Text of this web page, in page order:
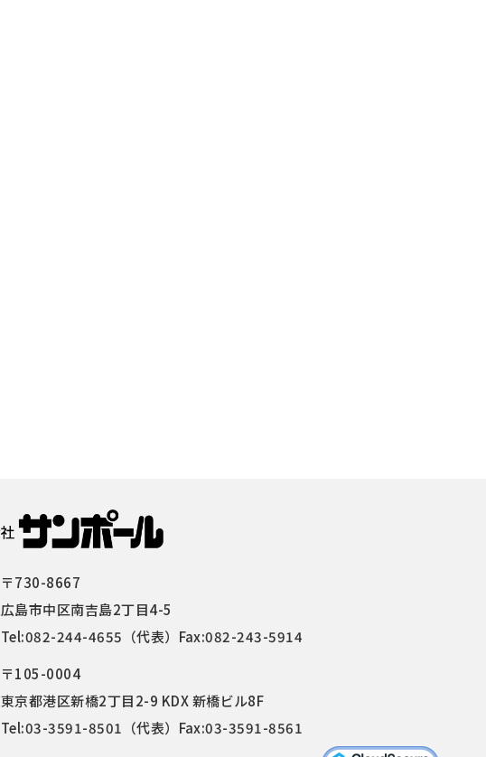
〒730-8667
広島市中区南吉島2丁目4-5
Tel:082-244-4655 （代表）Fax:082-243-5914
〒105-0004
東京都港区新橋2丁目2-9 KDX 新橋ビル8F
Tel:03-3591-8501 （代表）Fax:03-3591-8561